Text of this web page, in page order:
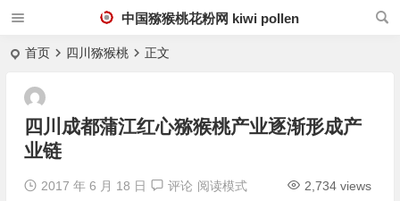
中国猕猴桃花粉网 kiwi pollen
首页 四川猕猴桃 正文
四川成都蒲江红心猕猴桃产业逐渐形成产
业链
2017 年 6 月 18 日 评论 2,734 views
阅读模式